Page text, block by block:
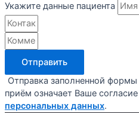
Укажите данные пациента
Отправить
Отправка заполненной формы
приём означает Ваше согласие
персональных данных.